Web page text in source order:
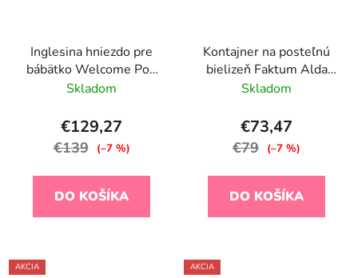
Inglesina hniezdo pre
bábätko Welcome Pod
Balance Green
Skladom
€129,27
€139 (–7 %)
DO KOŠÍKA
Kontajner na posteľnú
bielizeň Faktum Alda
70X140, Javor Coimbra
Skladom
€73,47
€79 (–7 %)
DO KOŠÍKA
AKCIA AKCIA